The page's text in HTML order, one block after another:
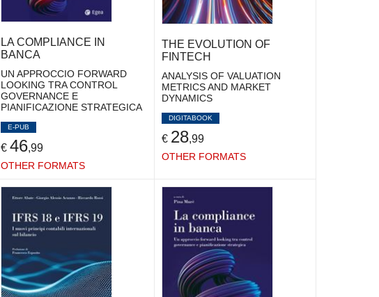
LA COMPLIANCE IN
BANCA
UN APPROCCIO FORWARD
LOOKING TRA CONTROL
GOVERNANCE E
PIANIFICAZIONE STRATEGICA
E-PUB
€ 46,99
OTHER FORMATS
THE EVOLUTION OF
FINTECH
ANALYSIS OF VALUATION
METRICS AND MARKET
DYNAMICS
DIGITABOOK
€ 28,99
OTHER FORMATS